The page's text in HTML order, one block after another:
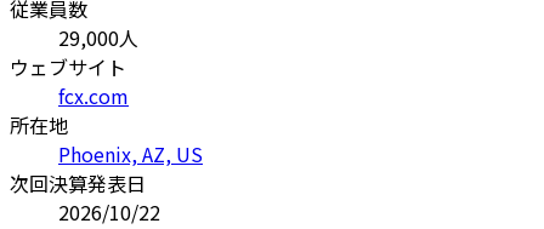
従業員数
29,000人
ウェブサイト
fcx.com
所在地
Phoenix, AZ, US
次回決算発表日
2026/10/22